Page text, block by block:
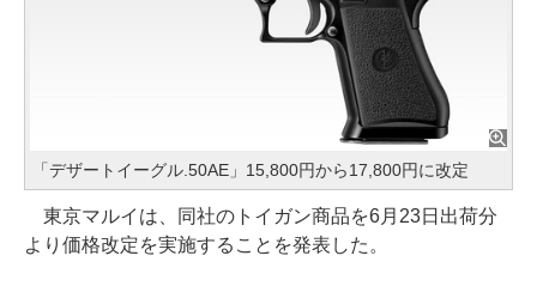
「デザートイーグル.50AE」15,800円から17,800円に改定
東京マルイは、同社のトイガン商品を6月23日出荷分
より価格改定を実施することを発表した。